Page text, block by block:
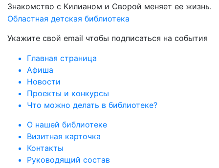
Знакомство с Килианом и Сворой меняет ее жизнь.
Областная детская библиотека
Укажите свой email чтобы подписаться на события
Главная страница
Афиша
Новости
Проекты и конкурсы
Что можно делать в библиотеке?
О нашей библиотеке
Визитная карточка
Контакты
Руководящий состав